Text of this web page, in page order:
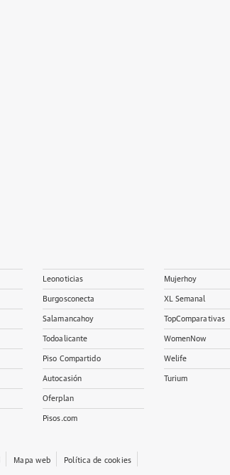
Leonoticias
Burgosconecta
Salamancahoy
Todoalicante
Piso Compartido
Autocasión
Oferplan
Pisos.com
Mujerhoy
XL Semanal
TopComparativas
WomenNow
Welife
Turium
Mapa web Política de cookies